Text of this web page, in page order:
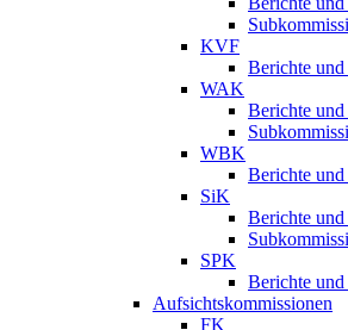
KVF
Berichte und
WAK
Berichte und
WBK
Berichte und
SiK
Berichte und
SPK
Berichte und
Aufsichtskommissionen
FK